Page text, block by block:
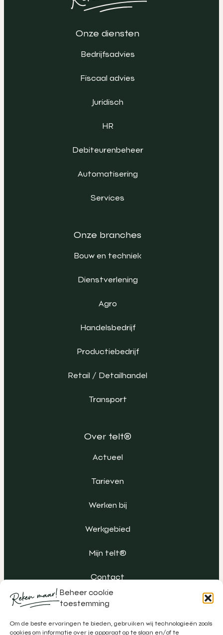
Beheer cookie
toestemming
Om de beste ervaringen te bieden, gebruiken wij technologieën zoals
cookies om informatie over je apparaat op te slaan en/of te
Onze diensten
Bedrijfsadvies
Fiscaal advies
Juridisch
HR
Debiteurenbeheer
Automatisering
Services
Onze branches
Bouw en techniek
Dienstverlening
Agro
Handelsbedrijf
Productiebedrijf
Retail / Detailhandel
Transport
Over telt®
Actueel
Tarieven
Werken bij
Werkgebied
Mijn telt®
Contact